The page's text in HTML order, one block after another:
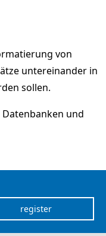
von
untereinander in
sollen.
und
register